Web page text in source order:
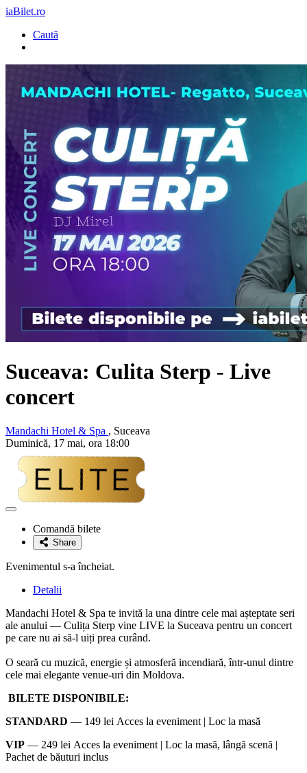
iaBilet.ro
Caută
Suceava: Culita Sterp - Live
concert
Mandachi Hotel & Spa , Suceava
Duminică, 17 mai, ora 18:00
Adaugă
favoriteComandă bilete
Share
Evenimentul s-a încheiat.
Detalii
Mandachi Hotel & Spa te invită la una dintre cele mai așteptate seri
ale anului — Culița Sterp vine LIVE la Suceava pentru un concert
pe care nu ai să-l uiți prea curând.
O seară cu muzică, energie și atmosferă incendiară, într-unul dintre
cele mai elegante venue-uri din Moldova.
BILETE DISPONIBILE:
STANDARD — 149 lei Acces la eveniment | Loc la masă
VIP — 249 lei Acces la eveniment | Loc la masă, lângă scenă |
Pachet de băuturi inclus